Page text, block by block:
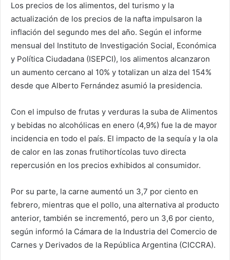
Los precios de los alimentos, del turismo y la
actualización de los precios de la nafta impulsaron la
inflación del segundo mes del año. Según el informe
mensual del Instituto de Investigación Social, Económica
y Política Ciudadana (ISEPCI), los alimentos alcanzaron
un aumento cercano al 10% y totalizan un alza del 154%
desde que Alberto Fernández asumió la presidencia.
Con el impulso de frutas y verduras la suba de Alimentos
y bebidas no alcohólicas en enero (4,9%) fue la de mayor
incidencia en todo el país. El impacto de la sequía y la ola
de calor en las zonas frutihortícolas tuvo directa
repercusión en los precios exhibidos al consumidor.
Por su parte, la carne aumentó un 3,7 por ciento en
febrero, mientras que el pollo, una alternativa al producto
anterior, también se incrementó, pero un 3,6 por ciento,
según informó la Cámara de la Industria del Comercio de
Carnes y Derivados de la República Argentina (CICCRA).